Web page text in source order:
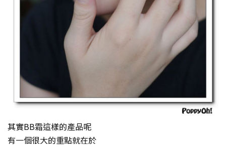
其實BB霜這樣的產品呢
有一個很大的重點就在於